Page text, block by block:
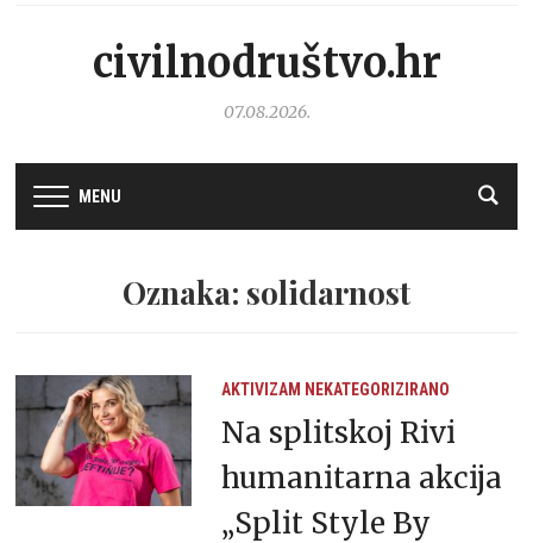
civilnodruštvo.hr
07.08.2026.
MENU
Oznaka: solidarnost
AKTIVIZAM NEKATEGORIZIRANO
Na splitskoj Rivi
humanitarna akcija
„Split Style By